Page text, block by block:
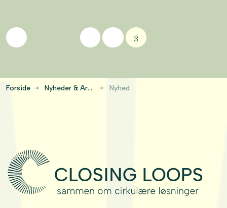
1 2 3
Forside Nyheder & Artikler Nyhed